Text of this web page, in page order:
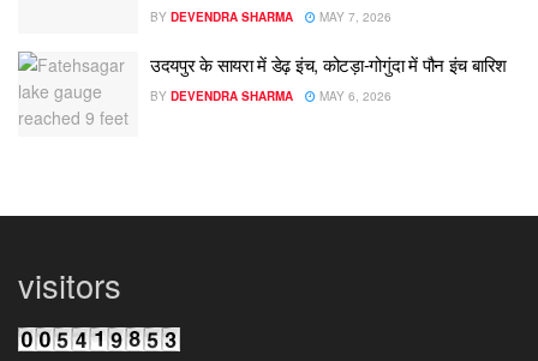
BY DEVENDRA SHARMA MAY 7, 2026
उदयपुर के सायरा में डेढ़ इंच, कोटड़ा-गोगुंदा में पौन इंच बारिश
BY DEVENDRA SHARMA MAY 6, 2026
visitors